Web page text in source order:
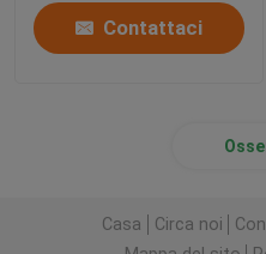
Contattaci
Casa Circa noi